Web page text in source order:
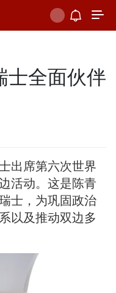
士全面伙伴
出席第六次世界
活动。这是陈青
士，为巩固政治
以及推动双边多